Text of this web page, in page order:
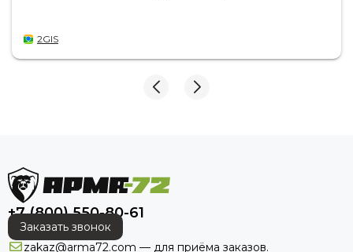
2GIS
+7 (800) 550-80-61
Заказать звонок
zakaz@arma72.com — для приёма заказов.